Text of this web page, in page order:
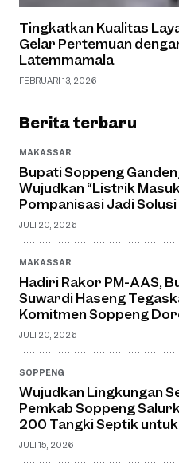
Tingkatkan Kualitas
Gelar Pertemuan
Latemmamala
FEBRUARI 13, 2026
Berita terbaru
MAKASSAR
Bupati Soppeng
Wujudkan “Listrik
Pompanisasi Jadi Solusi
Tadah Hujan
JULI 20, 2026
MAKASSAR
Hadiri Rakor PM-AAS,
Suwardi Haseng
Komitmen Soppeng
Pertanian Modern dan
JULI 20, 2026
SOPPENG
Wujudkan Lingkungan
Pemkab Soppeng
200 Tangki Septik
JULI 15, 2026